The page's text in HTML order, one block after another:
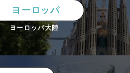
ヨーロッパ
ヨーロッパ大陸